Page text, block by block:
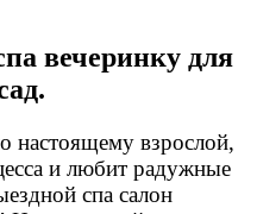
вечеринку для
настоящему взрослой,
и любит радужные
спа салон